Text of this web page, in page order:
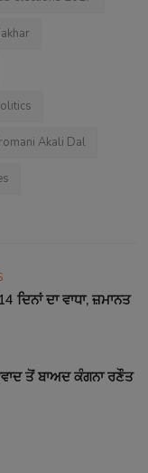
Akali Dal
ਦਾ ਵਾਧਾ, ਜ਼ਮਾਨਤ
ਤੋਂ ਬਾਅਦ ਕੰਗਨਾ ਰਣੌਤ